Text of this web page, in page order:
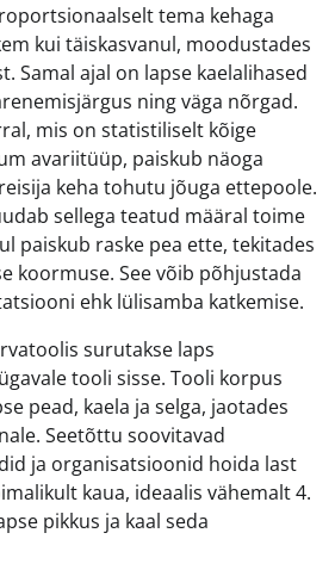
tema kehaga
kui täiskasvanul, moodustades
Samal ajal on lapse kaelalihased
ning väga nõrgad.
mis on statistiliselt kõige
avariitüüp, paiskub näoga
keha tohutu jõuga ettepoole.
sellega teatud määral toime
paiskub raske pea ette, tekitades
koormuse. See võib põhjustada
ehk lülisamba katkemise.
surutakse laps
tooli sisse. Tooli korpus
pead, kaela ja selga, jaotades
Seetõttu soovitavad
ja organisatsioonid hoida last
kaua, ideaalis vähemalt 4.
pikkus ja kaal seda